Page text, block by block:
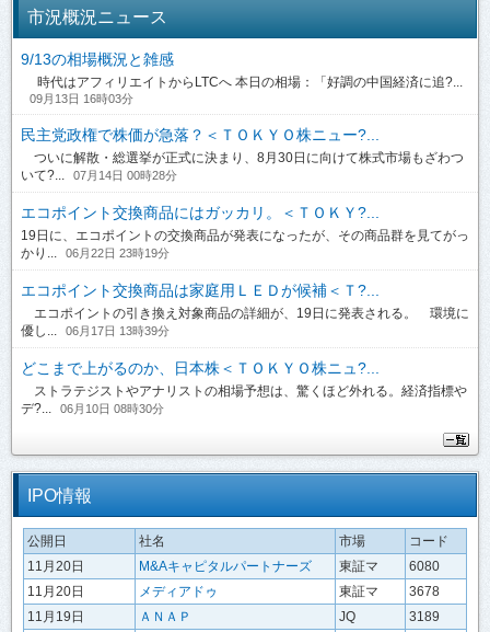
市況概況ニュース
9/13の相場概況と雑感
時代はアフィリエイトからLTCへ 本日の相場：「好調の中国経済に追?...
09月13日 16時03分
民主党政権で株価が急落？＜ＴＯＫＹＯ株ニュー?...
ついに解散・総選挙が正式に決まり、8月30日に向けて株式市場もざわつ
いて?...
07月14日 00時28分
エコポイント交換商品にはガッカリ。＜ＴＯＫＹ?...
19日に、エコポイントの交換商品が発表になったが、その商品群を見てがっ
かり...
06月22日 23時19分
エコポイント交換商品は家庭用ＬＥＤが候補＜Ｔ?...
エコポイントの引き換え対象商品の詳細が、19日に発表される。 環境に
優し...
06月17日 13時39分
どこまで上がるのか、日本株＜ＴＯＫＹＯ株ニュ?...
ストラテジストやアナリストの相場予想は、驚くほど外れる。経済指標や
デ?...
06月10日 08時30分
IPO情報
公開日 社名 市場
コード
11月20日
M&Aキャピタルパートナーズ 東証マ
6080
11月20日
メディアドゥ 東証マ
3678
11月19日
ＡＮＡＰ JQ
3189